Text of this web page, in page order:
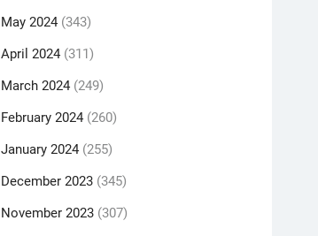
May 2024 (343)
April 2024 (311)
March 2024 (249)
February 2024 (260)
January 2024 (255)
December 2023 (345)
November 2023 (307)